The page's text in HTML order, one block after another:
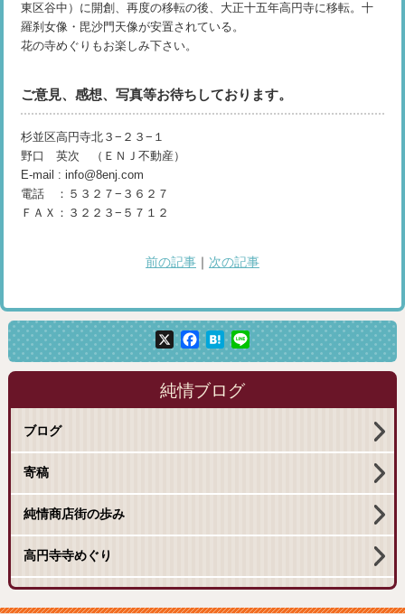
東区谷中）に開創、再度の移転の後、大正十五年高円寺に移転。十
羅刹女像・毘沙門天像が安置されている。
花の寺めぐりもお楽しみ下さい。
ご意見、感想、写真等お待ちしております。
杉並区高円寺北３−２３−１
野口 英次 （ＥＮＪ不動産）
E-mail : info@8enj.com
電話 ：５３２７−３６２７
ＦＡＸ：３２２３−５７１２
前の記事 ｜ 次の記事
X Facebook
Hatena
Line
純情ブログ
ブログ
寄稿
純情商店街の歩み
高円寺寺めぐり